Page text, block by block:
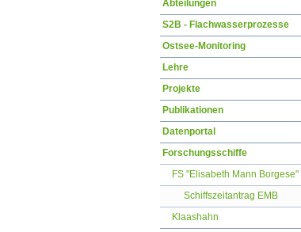
Abteilungen
S2B - Flachwasserprozesse
Ostsee-Monitoring
Lehre
Projekte
Publikationen
Datenportal
Forschungsschiffe
FS "Elisabeth Mann Borgese"
Schiffszeitantrag EMB
Klaashahn